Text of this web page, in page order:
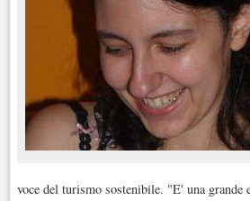
voce del turismo sostenibile. "E' una grande